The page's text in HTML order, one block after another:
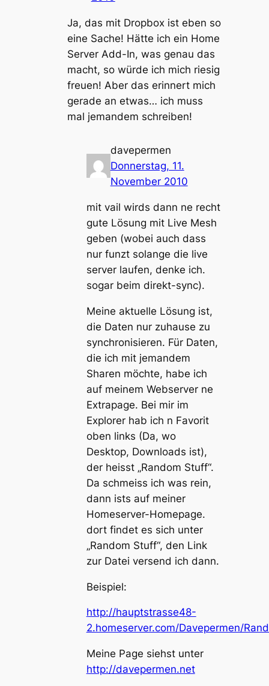
Ja, das mit Dropbox ist eben so
eine Sache! Hätte ich ein Home
Server Add-In, was genau das
macht, so würde ich mich riesig
freuen! Aber das erinnert mich
gerade an etwas… ich muss
mal jemandem schreiben!
davepermen
Donnerstag, 11.
November 2010
mit vail wirds dann ne recht
gute Lösung mit Live Mesh
geben (wobei auch dass
nur funzt solange die live
server laufen, denke ich.
sogar beim direkt-sync).
Meine aktuelle Lösung ist,
die Daten nur zuhause zu
synchronisieren. Für Daten,
die ich mit jemandem
Sharen möchte, habe ich
auf meinem Webserver ne
Extrapage. Bei mir im
Explorer hab ich n Favorit
oben links (Da, wo
Desktop, Downloads ist),
der heisst „Random Stuff“.
Da schmeiss ich was rein,
dann ists auf meiner
Homeserver-Homepage.
dort findet es sich unter
„Random Stuff“, den Link
zur Datei versend ich dann.
Beispiel:
http://hauptstrasse48-
2.homeserver.com/Davepermen/
Meine Page siehst unter
http://davepermen.net